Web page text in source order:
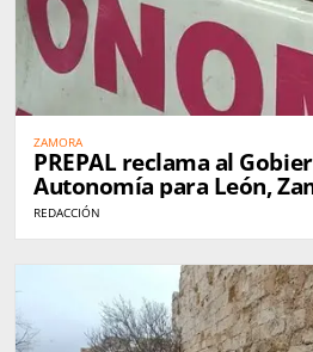
ZAMORA
PREPAL reclama al
Autonomía para León,
REDACCIÓN